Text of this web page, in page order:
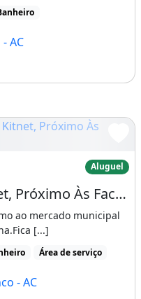
AC
Próximo Às Aluguel
Alugo Apartamento Kitnet, Próximo Às Faculdades
ao mercado municipal
[...]
Área de serviço
- AC